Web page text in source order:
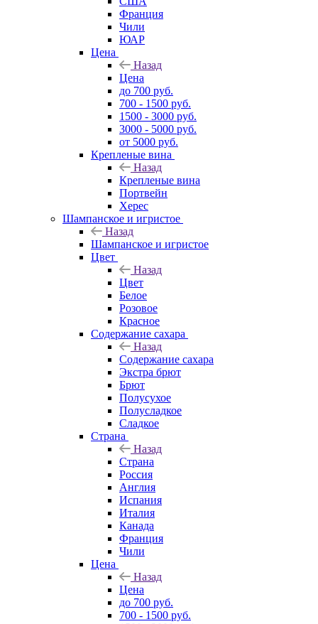
Франция
Чили
ЮАР
Цена
Назад
Цена
до 700 руб.
700 - 1500 руб.
1500 - 3000 руб.
3000 - 5000 руб.
от 5000 руб.
Крепленые вина
Назад
Крепленые вина
Портвейн
Херес
Шампанское и игристое
Назад
Шампанское и игристое
Цвет
Назад
Цвет
Белое
Розовое
Красное
Содержание сахара
Назад
Содержание сахара
Экстра брют
Брют
Полусухое
Полусладкое
Сладкое
Страна
Назад
Страна
Россия
Англия
Испания
Италия
Канада
Франция
Чили
Цена
Назад
Цена
до 700 руб.
700 - 1500 руб.